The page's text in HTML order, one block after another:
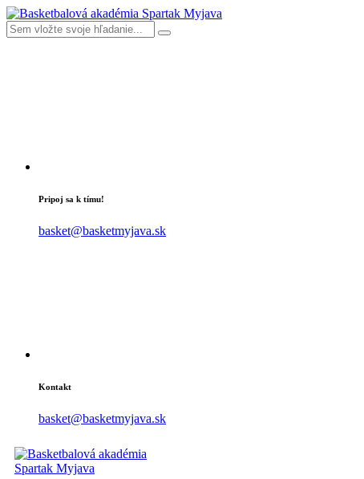
Pripoj sa k tímu!
basket@basketmyjava.sk
Kontakt
basket@basketmyjava.sk